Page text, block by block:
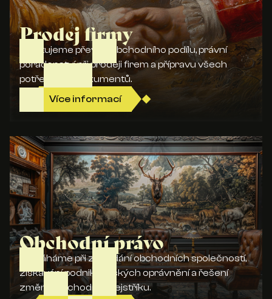
Prodej firmy
Zajišťujeme převod obchodního podílu, právní
poradenství při prodeji firem a přípravu všech
potřebných dokumentů.
Více informací
Obchodní právo
Pomáháme při zakládání obchodních společností,
získávání podnikatelských oprávnění a řešení
změn v obchodním rejstříku.